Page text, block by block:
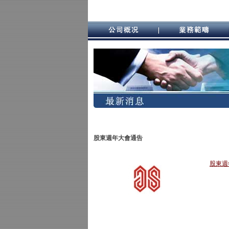
股東週年大會通告
股東